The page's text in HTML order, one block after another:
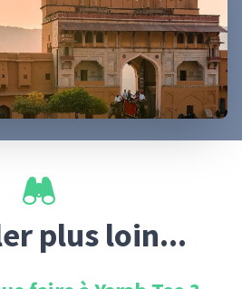
plus loin...